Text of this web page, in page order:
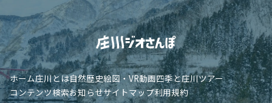
ホーム庄川とは自然歴史絵図・VR動画四季と庄川ツアー
コンテンツ検索お知らせサイトマップ利用規約